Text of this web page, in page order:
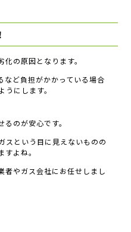
の原因となります。
など負担がかかっている場合
にします。
のが安心です。
スという目に見えないものの
よね。
者やガス会社にお任せしまし